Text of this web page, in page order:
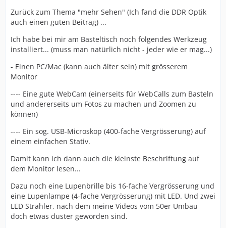
Zurück zum Thema "mehr Sehen" (Ich fand die DDR Optik
auch einen guten Beitrag) ...
Ich habe bei mir am Basteltisch noch folgendes Werkzeug
installiert... (muss man natürlich nicht - jeder wie er mag...)
- Einen PC/Mac (kann auch älter sein) mit grösserem
Monitor
---- Eine gute WebCam (einerseits für WebCalls zum Basteln
und andererseits um Fotos zu machen und Zoomen zu
können)
---- Ein sog. USB-Microskop (400-fache Vergrösserung) auf
einem einfachen Stativ.
Damit kann ich dann auch die kleinste Beschriftung auf
dem Monitor lesen...
Dazu noch eine Lupenbrille bis 16-fache Vergrösserung und
eine Lupenlampe (4-fache Vergrösserung) mit LED. Und zwei
LED Strahler, nach dem meine Videos vom 50er Umbau
doch etwas duster geworden sind.